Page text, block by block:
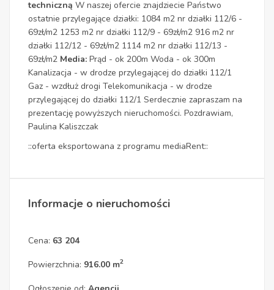
techniczną W naszej ofercie znajdziecie Państwo
ostatnie przylegające działki: 1084 m2 nr działki 112/6 -
69zł/m2 1253 m2 nr działki 112/9 - 69zł/m2 916 m2 nr
działki 112/12 - 69zł/m2 1114 m2 nr działki 112/13 -
69zł/m2 Media: Prąd - ok 200m Woda - ok 300m
Kanalizacja - w drodze przylegającej do działki 112/1
Gaz - wzdłuż drogi Telekomunikacja - w drodze
przylegającej do działki 112/1 Serdecznie zapraszam na
prezentację powyższych nieruchomości. Pozdrawiam,
Paulina Kaliszczak
::oferta eksportowana z programu mediaRent::
Informacje o nieruchomości
Cena: 63 204
Powierzchnia: 916.00 m2